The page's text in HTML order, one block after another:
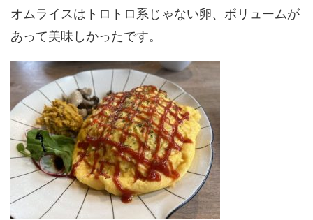
オムライスはトロトロ系じゃない卵、ボリュームが
あって美味しかったです。